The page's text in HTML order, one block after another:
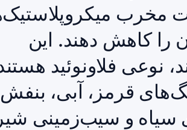
مخرب
را کاهش دهند. این
نوعی فلاونوئید
قرمز، آبی،
سیاه و سیب‌زمینی